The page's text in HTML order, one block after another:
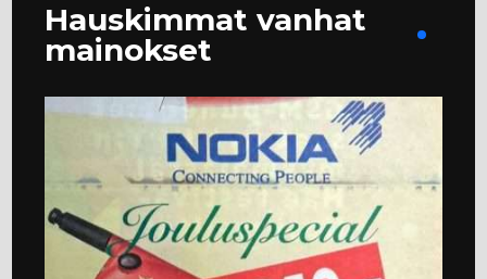
Hauskimmat vanhat
mainokset